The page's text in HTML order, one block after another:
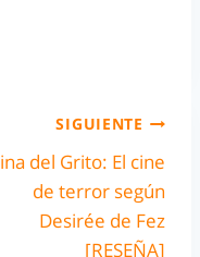
SIGUIENTE
del Grito: El cine
de terror según
Desirée de Fez
[RESEÑA]